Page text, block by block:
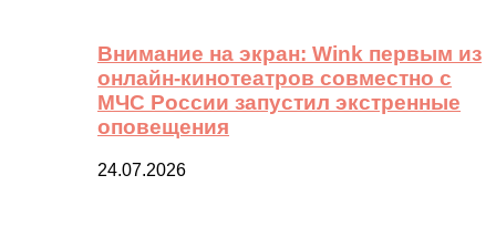
Внимание на экран: Wink первым из
онлайн-кинотеатров совместно с
МЧС России запустил экстренные
оповещения
24.07.2026